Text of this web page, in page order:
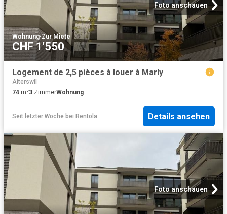
Foto anschauen
Wohnung·Zur Miete
CHF 1'550
Logement de 2,5 pièces à louer à Marly
Alterswil
74 m²3 ZimmerWohnung
Seit letzter Woche bei Rentola Details ansehen
Foto anschauen